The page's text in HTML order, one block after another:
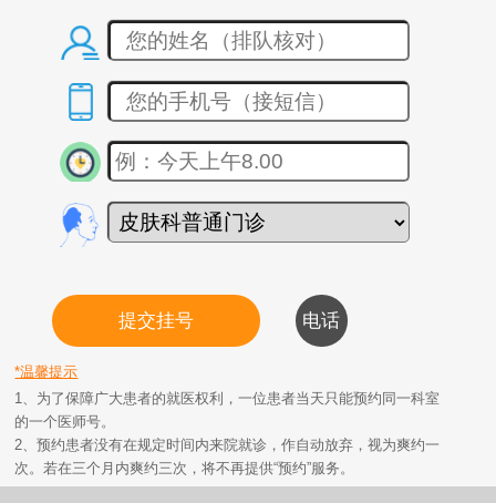
*温馨提示
1、为了保障广大患者的就医权利，一位患者当天只能预约同一科室
的一个医师号。
2、预约患者没有在规定时间内来院就诊，作自动放弃，视为爽约一
次。若在三个月内爽约三次，将不再提供“预约”服务。